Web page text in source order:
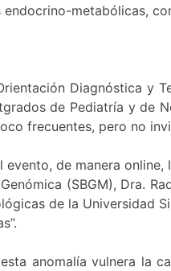
endocrino-metabólicas,
Diagnóstica y
de Pediatría y de
frecuentes, pero no
de manera
(SBGM), Dra.
de la Universidad
anomalía vulnera